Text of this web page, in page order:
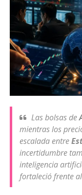
Las bolsas de
mientras los
escalada entre
incertidumbre
inteligencia
fortaleció frente